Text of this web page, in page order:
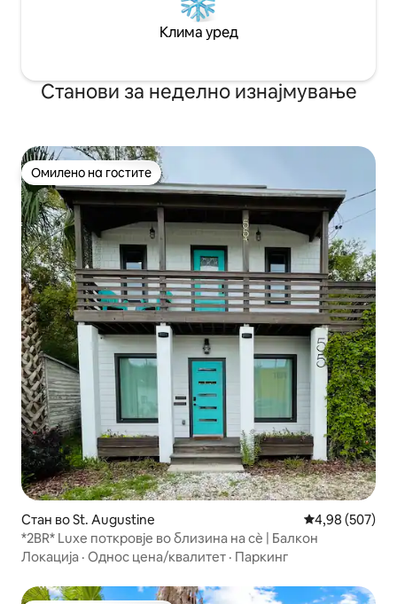
краток заден пат со трева. Местото за
паркирање е едно до друго.Клима уред
Станови за неделно изнајмување
Омилено на гостите
Омилено на гостите
Стан во St. Augustine Просечна
4,98 (507)
*2BR* Luxe поткровје во близина на сè | Балкон
Локација · Однос цена/квалитет · Паркинг